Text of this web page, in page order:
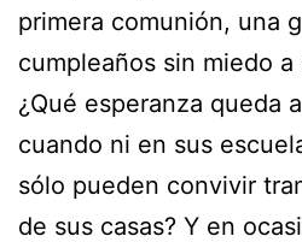
primera comunión, una
cumpleaños sin miedo a
¿Qué esperanza queda
cuando ni en sus
sólo pueden convivir
de sus casas? Y en